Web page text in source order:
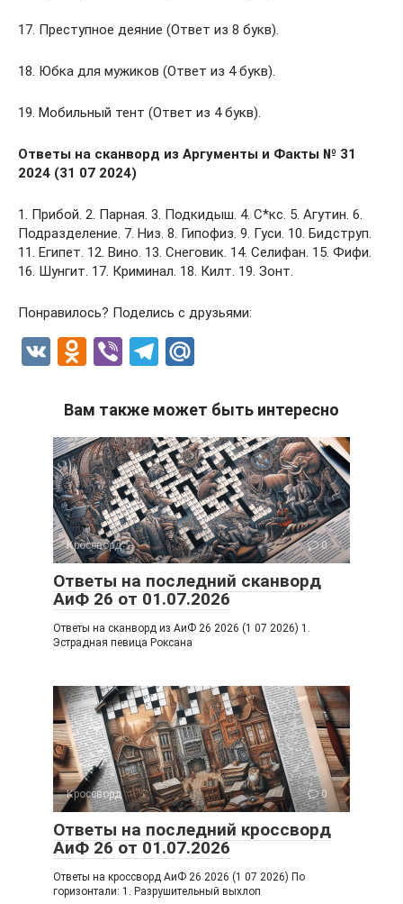
17. Преступное деяние (Ответ из 8 букв).
18. Юбка для мужиков (Ответ из 4 букв).
19. Мобильный тент (Ответ из 4 букв).
Ответы на сканворд из Аргументы и Факты № 31
2024 (31 07 2024)
1. Прибой. 2. Парная. 3. Подкидыш. 4. С*кс. 5. Агутин. 6.
Подразделение. 7. Низ. 8. Гипофиз. 9. Гуси. 10. Бидструп.
11. Египет. 12. Вино. 13. Снеговик. 14. Селифан. 15. Фифи.
16. Шунгит. 17. Криминал. 18. Килт. 19. Зонт.
Понравилось? Поделись с друзьями:
V
O
n
o
kl
a
ss
ni
ki
Vi
er
T
e
gr
a
m
.R
u
Вам также может быть интересно
Кроссворд 0
Ответы на последний сканворд
АиФ 26 от 01.07.2026
Ответы на сканворд из АиФ 26 2026 (1 07 2026) 1.
Эстрадная певица Роксана
Кроссворд 0
Ответы на последний кроссворд
АиФ 26 от 01.07.2026
Ответы на кроссворд АиФ 26 2026 (1 07 2026) По
горизонтали: 1. Разрушительный выхлоп